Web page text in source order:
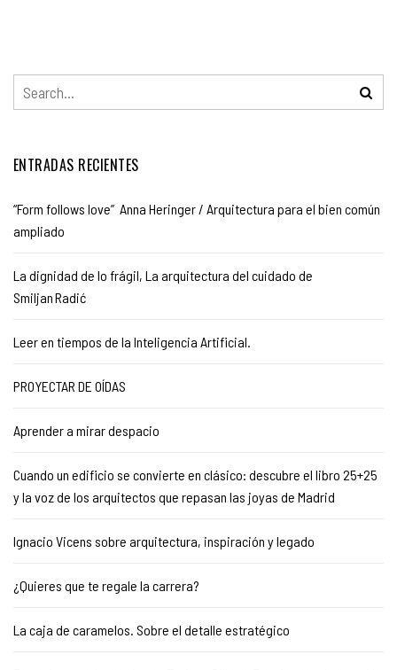
ENTRADAS RECIENTES
“Form follows love” Anna Heringer / Arquitectura para el bien común
ampliado
La dignidad de lo frágil, La arquitectura del cuidado de
Smiljan Radić
Leer en tiempos de la Inteligencia Artificial.
PROYECTAR DE OÍDAS
Aprender a mirar despacio
Cuando un edificio se convierte en clásico: descubre el libro 25+25
y la voz de los arquitectos que repasan las joyas de Madrid
Ignacio Vicens sobre arquitectura, inspiración y legado
¿Quieres que te regale la carrera?
La caja de caramelos. Sobre el detalle estratégico